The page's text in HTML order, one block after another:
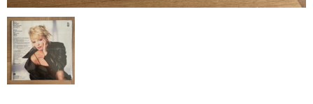
BLUE NOTE
JAZZ-EU
JAZZ-JP